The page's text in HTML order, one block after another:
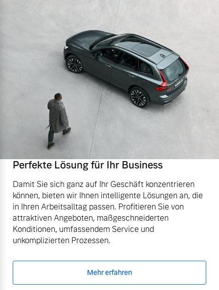
Perfekte Lösung für Ihr Business
Damit Sie sich ganz auf Ihr Geschäft konzentrieren
können, bieten wir Ihnen intelligente Lösungen an, die
in Ihren Arbeitsalltag passen. Profitieren Sie von
attraktiven Angeboten, maßgeschneiderten
Konditionen, umfassendem Service und
unkomplizierten Prozessen.
Mehr erfahren